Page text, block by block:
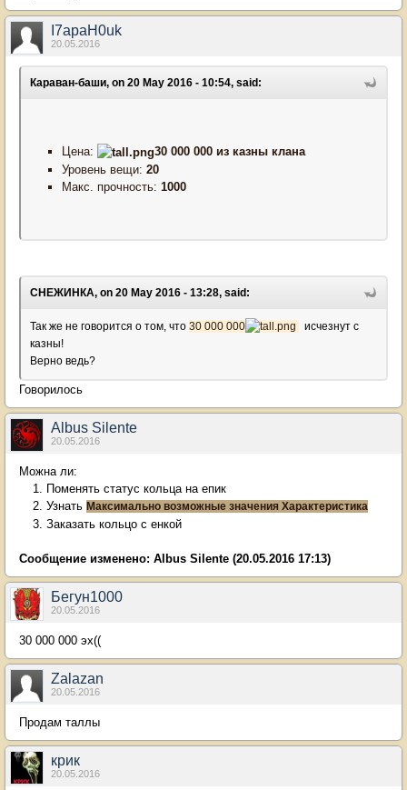
I7apaH0uk
20.05.2016
Караван-баши, on 20 May 2016 - 10:54, said:
Цена:
30 000 000 из казны клана
Уровень вещи: 20
Макс. прочность: 1000
СНЕЖИНКА, on 20 May 2016 - 13:28, said:
Так же не говорится о том, что 30 000 000
исчезнут с
казны!
Верно ведь?
Говорилось
Albus Silente
20.05.2016
Можна ли:
Поменять статус кольца на епик
Узнать Максимально возможные значения Характеристика
Заказать кольцо с енкой
Сообщение изменено: Albus Silente (20.05.2016 17:13)
Бегун1000
20.05.2016
30 000 000 эх((
Zalazan
20.05.2016
Продам таллы
крик
20.05.2016